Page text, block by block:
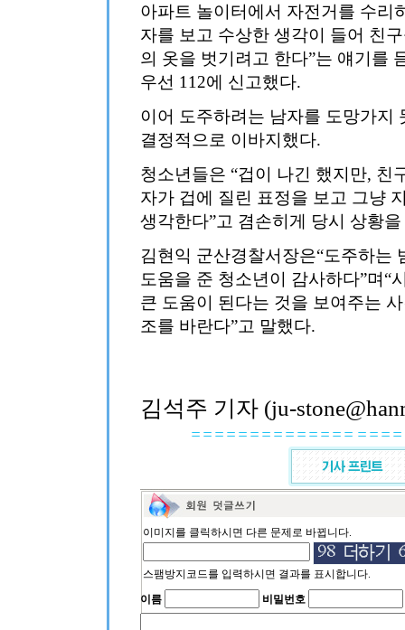
아파트 놀이터에서 자전거를 수리
자를 보고 수상한 생각이 들어 친
의 옷을 벗기려고 한다”는 얘기를
우선 112에 신고했다.
이어 도주하려는 남자를 도망가지
결정적으로 이바지했다.
청소년들은 “겁이 나긴 했지만, 친
자가 겁에 질린 표정을 보고 그냥
생각한다”고 겸손히게 당시 상황
김현익 군산경찰서장은“도주하는
도움을 준 청소년이 감사하다”며“
큰 도움이 된다는 것을 보여주는
조를 바란다”고 말했다.
김석주 기자 (ju-
이미지를 클릭하시면 다른 문제로 바뀝니다.
스팸방지코드를 입력하시면 결과를 표시합니다.
이름
비밀번호